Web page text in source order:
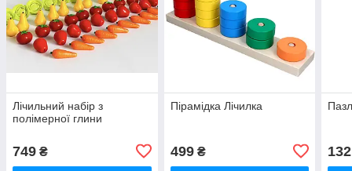
Лічильний набір з
полімерної глини
749 ₴
Пірамідка Лічилка
499₴ 132